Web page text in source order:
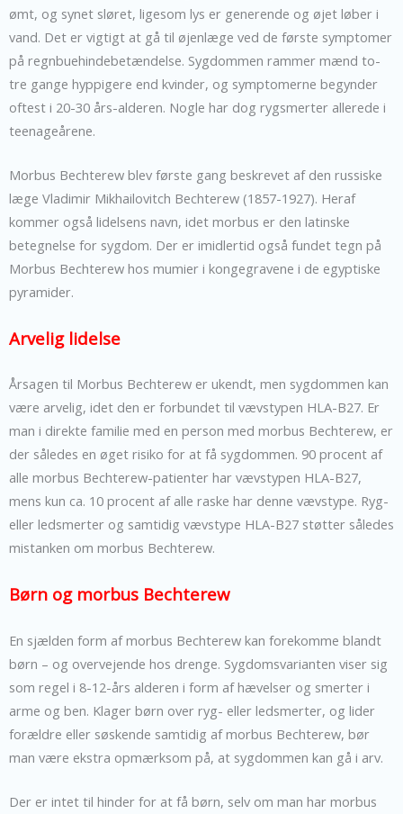
ømt, og synet sløret, ligesom lys er generende og øjet løber i
vand. Det er vigtigt at gå til øjenlæge ved de første symptomer
på regnbuehindebetændelse. Sygdommen rammer mænd to-
tre gange hyppigere end kvinder, og symptomerne begynder
oftest i 20-30 års-alderen. Nogle har dog rygsmerter allerede i
teenageårene.
Morbus Bechterew blev første gang beskrevet af den russiske
læge Vladimir Mikhailovitch Bechterew (1857-1927). Heraf
kommer også lidelsens navn, idet morbus er den latinske
betegnelse for sygdom. Der er imidlertid også fundet tegn på
Morbus Bechterew hos mumier i kongegravene i de egyptiske
pyramider.
Arvelig lidelse
Årsagen til Morbus Bechterew er ukendt, men sygdommen kan
være arvelig, idet den er forbundet til vævstypen HLA-B27. Er
man i direkte familie med en person med morbus Bechterew, er
der således en øget risiko for at få sygdommen. 90 procent af
alle morbus Bechterew-patienter har vævstypen HLA-B27,
mens kun ca. 10 procent af alle raske har denne vævstype. Ryg-
eller ledsmerter og samtidig vævstype HLA-B27 støtter således
mistanken om morbus Bechterew.
Børn og morbus Bechterew
En sjælden form af morbus Bechterew kan forekomme blandt
børn – og overvejende hos drenge. Sygdomsvarianten viser sig
som regel i 8-12-års alderen i form af hævelser og smerter i
arme og ben. Klager børn over ryg- eller ledsmerter, og lider
forældre eller søskende samtidig af morbus Bechterew, bør
man være ekstra opmærksom på, at sygdommen kan gå i arv.
Der er intet til hinder for at få børn, selv om man har morbus